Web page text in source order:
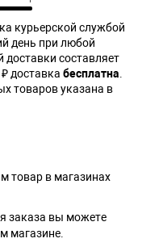
курьерской службой
день при любой
доставки составляет
доставка бесплатна.
товаров указана в
товар в магазинах
заказа вы можете
магазине.